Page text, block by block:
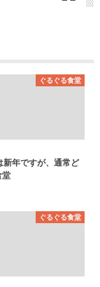
ぐるぐる食堂
新年ですが、通常ど
堂
ぐるぐる食堂